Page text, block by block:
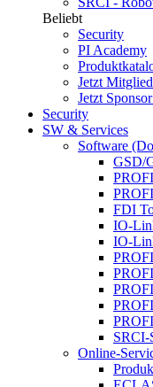
Beliebt
Security
PI Academy
Jetzt
Jetzt
Security
SW & Services
Software
GSD/
FDI
IO-
IO-
SRCI-
Online-